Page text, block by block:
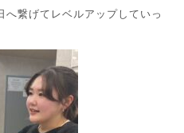
へ繋げてレベルアップしていっ